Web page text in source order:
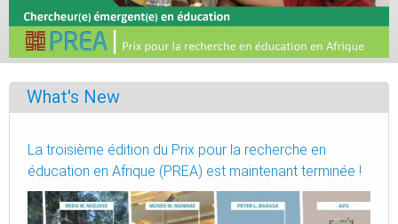
What's New
La troisième édition du Prix pour la recherche en
éducation en Afrique (PREA) est maintenant terminée !